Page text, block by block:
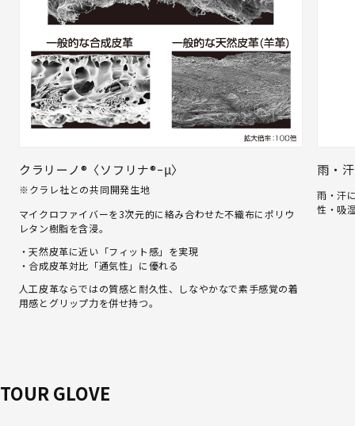
クラリーノ®〈ソフリナ®ｰμ〉
※クラレ社との共同開発生地
マイクロファイバーを3次元的に絡み合わせた不織布にポリウ
レタン樹脂を含浸。
・天然皮革に近い「フィット感」を実現
・合成皮革対比「通気性」に優れる
人工皮革ならではの質感と耐久性、しなやかなで素手感覚の着
用感とグリップ力を併せ持つ。
雨・
雨・汗
性・吸
TOUR GLOVE